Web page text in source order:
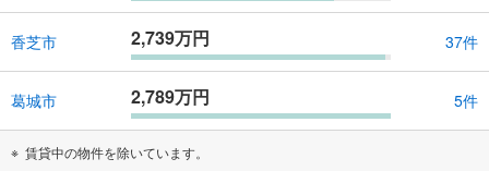
香芝市 2,739万円 37件
葛城市 2,789万円 5件
賃貸中の物件を除いています。